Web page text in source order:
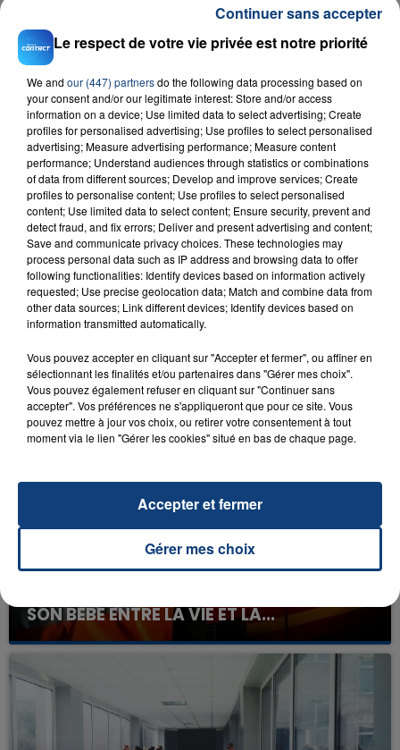
Le concept vous intéresse ? Cliquez ici.
Téléchargez gratuitement l'application Contact FM
sur
et
Azul
J BALVIN
RADIO CONTACT
FIL D'ACTU
23 juillet 2026
SON BÉBÉ ENTRE LA VIE ET LA...
Un homme s'est immolé par le feu après avoir
aspergé sa compagne et leur bébé de trois mois
d'un liquide inflammable.
Le respect de votre vie privée est notre priorité
We and our (447) partnersdo the following data processing based on
your consent and/or our legitimate interest: Store and/or access
information on a device; Use limited data to select advertising; Create
profiles for personalised advertising; Use profiles to select personalised
advertising; Measure advertising performance; Measure content
performance; Understand audiences through statistics or combinations
of data from different sources; Develop and improve services; Create
profiles to personalise content; Use profiles to select personalised
content; Use limited data to select content; Ensure security, prevent and
detect fraud, and fix errors; Deliver and present advertising and content;
Save and communicate privacy choices. These technologies may
process personal data such as IP address and browsing data to offer
following functionalities: Identify devices based on information actively
requested; Use precise geolocation data; Match and combine data from
other data sources; Link different devices; Identify devices based on
information transmitted automatically.
Vous pouvez accepter en cliquant sur "Accepter et fermer", ou affiner en
sélectionnant les finalités et/ou partenaires dans "Gérer mes choix".
Vous pouvez également refuser en cliquant sur "Continuer sans
accepter". Vos préférences ne s'appliqueront que pour ce site. Vous
pouvez mettre à jour vos choix, ou retirer votre consentement à tout
moment via le lien "Gérer les cookies" situé en bas de chaque page.
Gérer mes choix
Accepter et fermer
Continuer sans accepter